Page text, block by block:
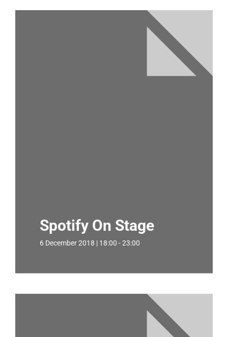
Spotify On Stage
6 December 2018 | 18:00 - 23:00